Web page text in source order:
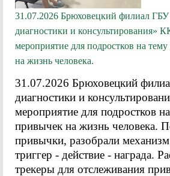
31.07.2026 Брюховецкий филиал
диагностики и консультирования»
мероприятие для подростков на
на жизнь человека.
31.07.2026 Брюховецкий
диагностики и
мероприятие для подростков
привычек на жизнь человека.
привычки, разобрали
триггер - действие - награда.
трекеры для отслеживания